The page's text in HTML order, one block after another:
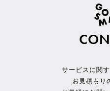
サービスに関
お見積もり